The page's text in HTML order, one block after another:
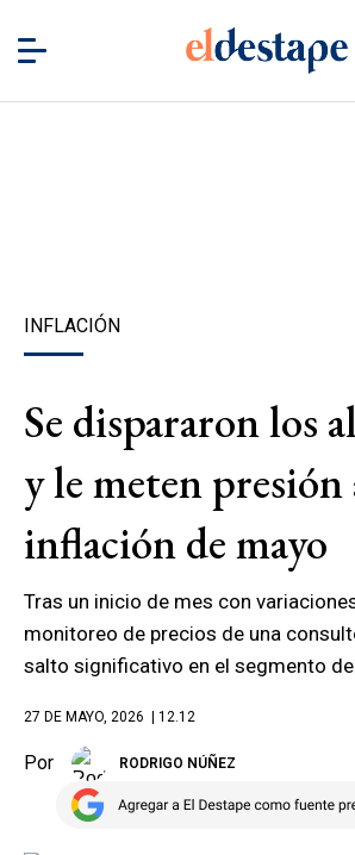
INFLACIÓN
Se dispararon los
y le meten presión
inflación de mayo
Tras un inicio de mes con
monitoreo de precios de una
salto significativo en el segmento
27 DE MAYO, 2026 | 12.12
Por RODRIGO NÚÑEZ